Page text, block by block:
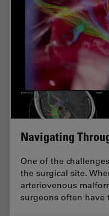
Navigating
One of the
the surgical site.
arteriovenous
surgeons often